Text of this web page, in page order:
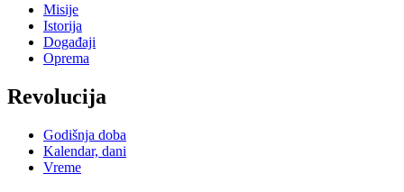
Misije
Istorija
Događaji
Oprema
Revolucija
Godišnja doba
Kalendar, dani
Vreme